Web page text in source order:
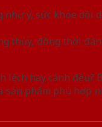
ý, sức khỏe dồi
thủy, đồng thời
hay cánh đều?
sản phẩm phù hợp